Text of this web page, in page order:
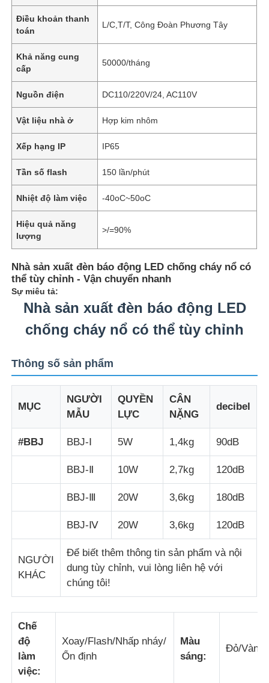
Sản phẩm
Về chúng tôi
Điều khoản thanh
toán
L/C,T/T, Công Đoàn Phương Tây
Khả năng cung
cấp
50000/tháng
Nguồn điện DC110/220V/24, AC110V
Vật liệu nhà ở Hợp kim nhôm
Xếp hạng IP IP65
Tần số flash 150 lần/phút
Nhiệt độ làm việc -40oC~50oC
Hiệu quả năng
lượng
>/=90%
Nhà sản xuất đèn báo động LED chống cháy nổ có
thể tùy chỉnh - Vận chuyển nhanh
Sự miêu tả:
Nhà sản xuất đèn báo động LED
chống cháy nổ có thể tùy chỉnh
Thông số sản phẩm
MỤC
NGƯỜI
MẪU
QUYỀN
LỰC
CÂN
NẶNG
decibel
#BBJ BBJ-Ⅰ 5W 1,4kg 90dB
BBJ-Ⅱ 10W 2,7kg 120dB
BBJ-Ⅲ 20W 3,6kg 180dB
BBJ-Ⅳ 20W 3,6kg 120dB
NGƯỜI
KHÁC
Để biết thêm thông tin sản phẩm và nội
dung tùy chỉnh, vui lòng liên hệ với
chúng tôi!
Chế
độ
làm
việc:
Xoay/Flash/Nhấp nháy/
Ổn định
Màu
sáng:
Đỏ/Vàng/